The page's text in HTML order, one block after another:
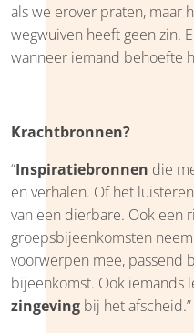
als we erover praten, maar
wegwuiven heeft geen zin.
wanneer iemand behoefte
Krachtbronnen?
“Inspiratiebronnen die
en verhalen. Of het
van een dierbare. Ook een
groepsbijeenkomsten
voorwerpen mee, passend
bijeenkomst. Ook iemands
zingeving bij het afscheid.”